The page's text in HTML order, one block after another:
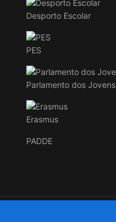
Desporto Escolar
PES
Parlamento dos Jovens
Erasmus
PADDE